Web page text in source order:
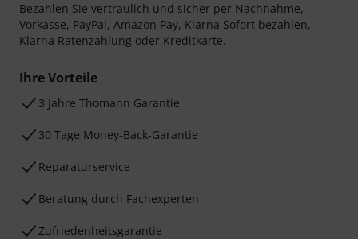
Bezahlen Sie vertraulich und sicher per Nachnahme,
Vorkasse, PayPal, Amazon Pay, Klarna Sofort bezahlen,
Klarna Ratenzahlung oder Kreditkarte.
Ihre Vorteile
3 Jahre Thomann Garantie
30 Tage Money-Back-Garantie
Reparaturservice
Beratung durch Fachexperten
Zufriedenheitsgarantie